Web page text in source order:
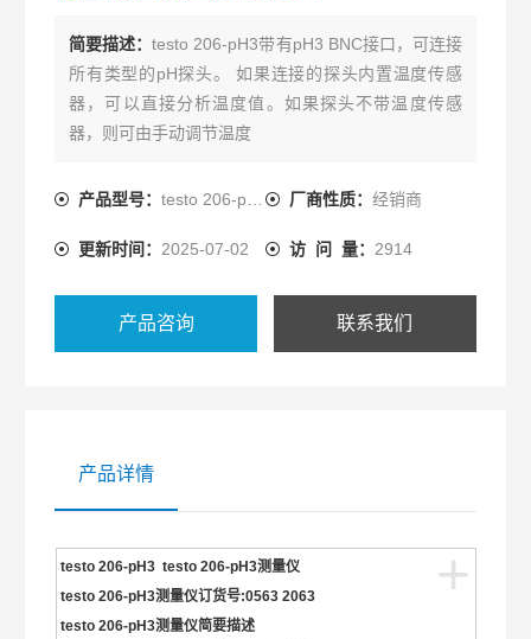
简要描述：testo 206-pH3带有pH3 BNC接口，可连接
所有类型的pH探头。 如果连接的探头内置温度传感
器，可以直接分析温度值。如果探头不带温度传感
器，则可由手动调节温度
产品型号：testo 206-pH3 厂商性质： 经销商
更新时间： 2025-07-02 访 问 量： 2914
产品咨询 联系我们
产品详情
+
testo 206-pH3 testo 206-pH3测量仪
testo 206-pH3测量仪订货号:0563 2063
testo 206-pH3测量仪简要描述